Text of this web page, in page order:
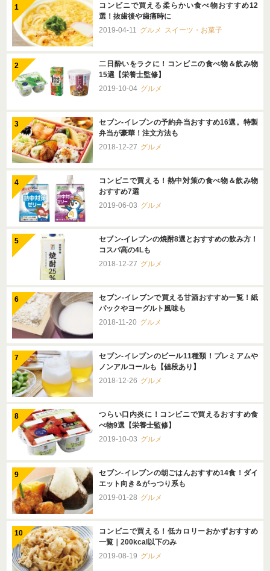
コンビニで買える柔らかい食べ物おすすめ12
選！抜歯後や歯痛時に
2019-04-11 グルメ スイーツ・お菓子
二日酔いをラクに！コンビニの食べ物＆飲み物
15選【栄養士監修】
2019-10-04 グルメ
セブン-イレブンの予約弁当おすすめ16選。特製
弁当が豪華！注文方法も
2018-12-27 グルメ
コンビニで買える！熱中対策の食べ物＆飲み物
おすすめ7選
2019-06-03 グルメ
セブン-イレブンの焼酎8選とおすすめの飲み方！
コスパ高の4Lも
2018-12-27 グルメ
セブン-イレブンで買える甘酒おすすめ一覧！紙
パックやヨーグルト風味も
2018-11-20 グルメ
セブン-イレブンのビール11種類！プレミアムや
ノンアルコールも【値段あり】
2018-12-26 グルメ
つらい口内炎に！コンビニで買えるおすすめ食
べ物9選【栄養士監修】
2019-10-03 グルメ
セブン-イレブンの朝ごはんおすすめ14食！ダイ
エット向き＆がっつり系も
2019-01-28 グルメ
コンビニで買える！低カロリーおかずおすすめ
一覧｜200kcal以下のみ
2019-08-19 グルメ